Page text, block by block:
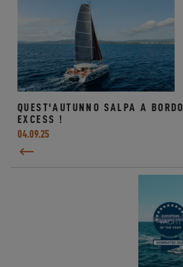
QUEST'AUTUNNO SALPA A
EXCESS !
04.09.25